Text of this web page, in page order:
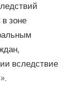
зоне
вследствие